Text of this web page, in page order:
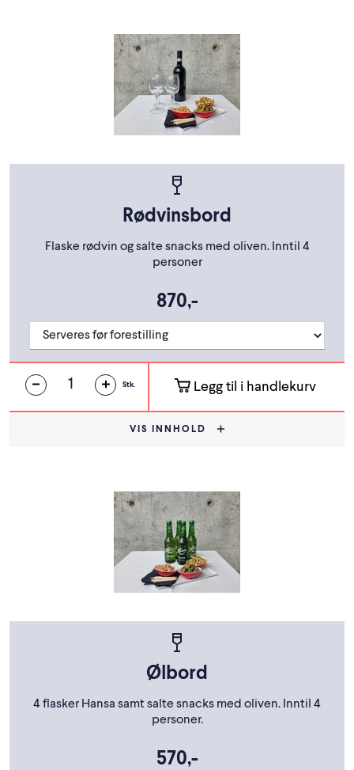
Rødvinsbord
Flaske rødvin og salte snacks med oliven. Inntil 4
personer
870,-
Stk. Legg til i handlekurv
VIS INNHOLD
Ølbord
4 flasker Hansa samt salte snacks med oliven. Inntil 4
personer.
570,-